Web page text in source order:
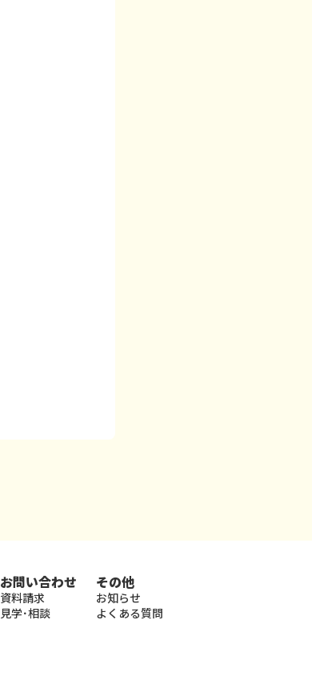
お問い合わせ
資料請求
見学･相談
その他
お知らせ
よくある質問